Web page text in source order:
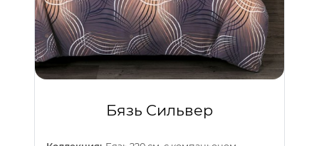
Бязь Сильвер